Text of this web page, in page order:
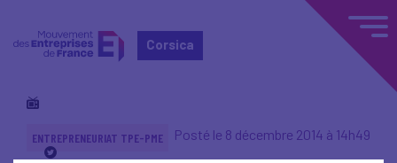
Corsica
ENTREPRENEURIAT TPE-PME Posté le 8 décembre 2014 à 14h49